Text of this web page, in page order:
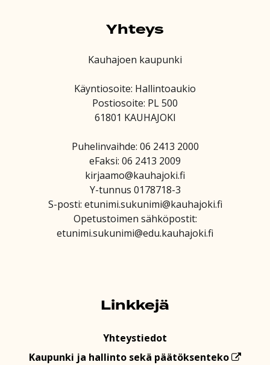
Yhteys
Kauhajoen kaupunki
Käyntiosoite: Hallintoaukio
Postiosoite: PL 500
61801 KAUHAJOKI
Puhelinvaihde: 06 2413 2000
eFaksi: 06 2413 2009
kirjaamo@kauhajoki.fi
Y-tunnus 0178718-3
S-posti: etunimi.sukunimi@kauhajoki.fi
Opetustoimen sähköpostit:
etunimi.sukunimi@edu.kauhajoki.fi
Linkkejä
Yhteystiedot
Kaupunki ja hallinto sekä päätöksenteko